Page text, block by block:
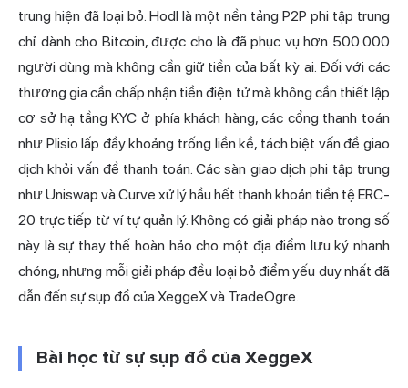
trung hiện đã loại bỏ. Hodl là một nền tảng P2P phi tập trung
chỉ dành cho Bitcoin, được cho là đã phục vụ hơn 500.000
người dùng mà không cần giữ tiền của bất kỳ ai. Đối với các
thương gia cần chấp nhận tiền điện tử mà không cần thiết lập
cơ sở hạ tầng KYC ở phía khách hàng, các cổng thanh toán
như Plisio lấp đầy khoảng trống liền kề, tách biệt vấn đề giao
dịch khỏi vấn đề thanh toán. Các sàn giao dịch phi tập trung
như Uniswap và Curve xử lý hầu hết thanh khoản tiền tệ ERC-
20 trực tiếp từ ví tự quản lý. Không có giải pháp nào trong số
này là sự thay thế hoàn hảo cho một địa điểm lưu ký nhanh
chóng, nhưng mỗi giải pháp đều loại bỏ điểm yếu duy nhất đã
dẫn đến sự sụp đổ của XeggeX và TradeOgre.
Bài học từ sự sụp đổ của XeggeX